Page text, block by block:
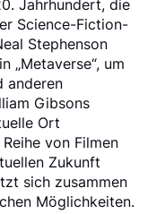
Jahrhundert, die
Science-Fiction-
Stephenson
„Metaverse“, um
anderen
Gibsons
Ort
von Filmen
Zukunft
sich zusammen
Möglichkeiten.